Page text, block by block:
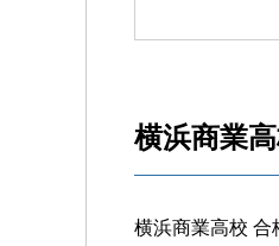
横浜商業
横浜商業高校 合